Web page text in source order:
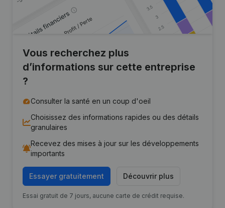
Vous recherchez plus
d’informations sur cette entreprise
?
Consulter la santé en un coup d'oeil
Choisissez des informations rapides ou des détails
granulaires
Recevez des mises à jour sur les développements
importants
Essayer gratuitement Découvrir plus
Essai gratuit de 7 jours, aucune carte de crédit requise.